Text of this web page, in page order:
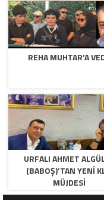
REHA MUHTAR’A
URFALI AHMET
(BABOŞ)’TAN YENI
MÜJDESI